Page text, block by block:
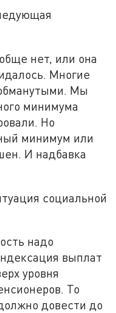
нет, или она
Многие
Мы
минимума
Но
минимум или
И надбавка
социальной
надо
выплат
уровня
То
довести до